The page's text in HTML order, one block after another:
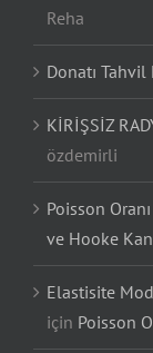
Reha
Donatı Tahvil
KİRİŞSİZ
özdemirli
Poisson Oranı
ve Hooke
Elastisite
için Poisson